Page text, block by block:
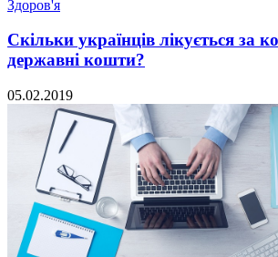
Здоров'я
Скільки українців лікується за
державні кошти?
05.02.2019